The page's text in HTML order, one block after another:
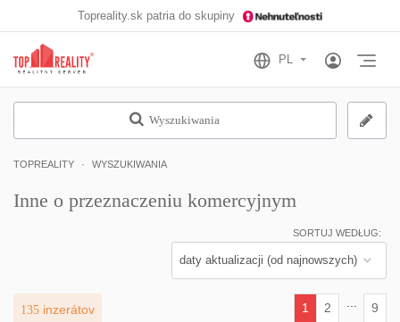
Topreality.sk patria do skupiny
Wyszukiwania
TOPREALITY WYSZUKIWANIA
Inne o przeznaczeniu komercyjnym
SORTUJ WEDŁUG:
135 inzerátov
1
2 9